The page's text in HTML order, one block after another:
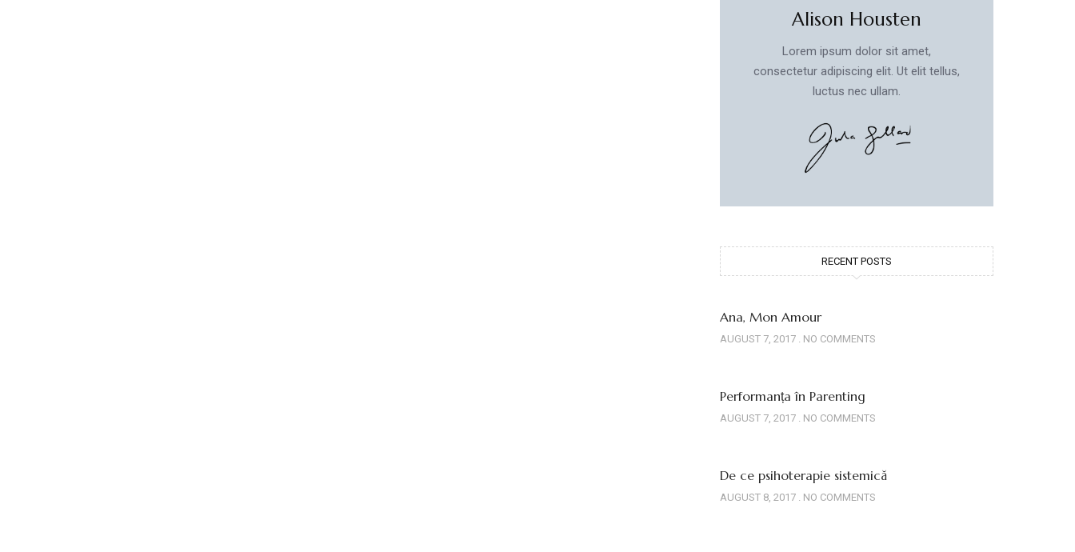
Alison Housten
Lorem ipsum dolor sit amet,
consectetur adipiscing elit. Ut elit tellus,
luctus nec ullam.
RECENT POSTS
Ana, Mon Amour
AUGUST 7, 2017 NO COMMENTS
Performanța în Parenting
AUGUST 7, 2017 NO COMMENTS
De ce psihoterapie sistemică
AUGUST 8, 2017 NO COMMENTS